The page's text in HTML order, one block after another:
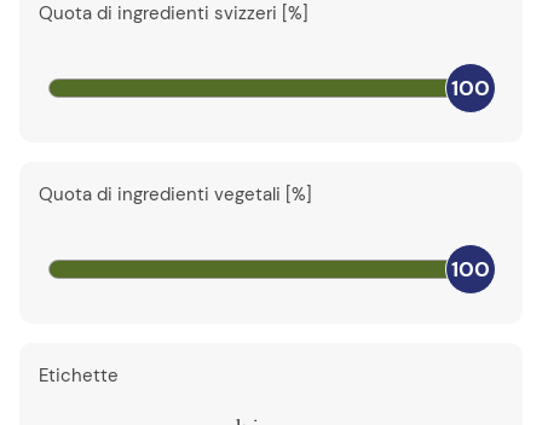
Quota di ingredienti svizzeri [%]
100
Quota di ingredienti vegetali [%]
100
Etichette